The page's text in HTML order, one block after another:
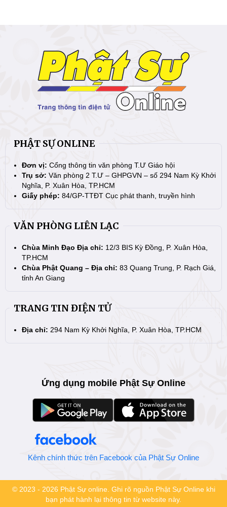
PHẬT SỰ ONLINE
Đơn vị: Cổng thông tin văn phòng T.Ư Giáo hội
Trụ sở: Văn phòng 2 T.Ư – GHPGVN – số 294 Nam Kỳ Khởi
Nghĩa, P. Xuân Hòa, TP.HCM
Giấy phép: 84/GP-TTĐT Cục phát thanh, truyền hình
VĂN PHÒNG LIÊN LẠC
Chùa Minh Đạo Địa chỉ: 12/3 BIS Kỳ Đồng, P. Xuân Hòa,
TP.HCM
Chùa Phật Quang – Địa chỉ: 83 Quang Trung, P. Rạch Giá,
tỉnh An Giang
TRANG TIN ĐIỆN TỬ
Địa chỉ: 294 Nam Kỳ Khởi Nghĩa, P. Xuân Hòa, TP.HCM
Ứng dụng mobile Phật Sự Online
Kênh chính thức trên Facebook của Phật Sự Online
© 2023 - 2026 Phật Sự online. Ghi rõ nguồn Phật Sự Online khi
bạn phát hành lại thông tin từ website này.